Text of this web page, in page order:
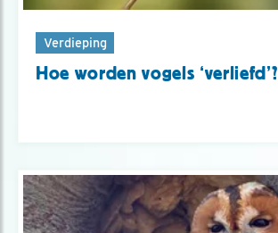
Verdieping
Hoe worden vogels ‘verliefd’?